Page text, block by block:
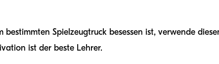
Spielzeugtruck besessen ist, verwende
ist der beste Lehrer.